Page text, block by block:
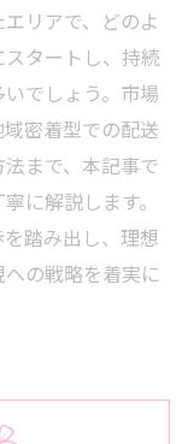
リアで、どのよ
タートし、持続
でしょう。市場
密着型での配送
まで、本記事で
に解説します。
踏み出し、理想
の戦略を着実に